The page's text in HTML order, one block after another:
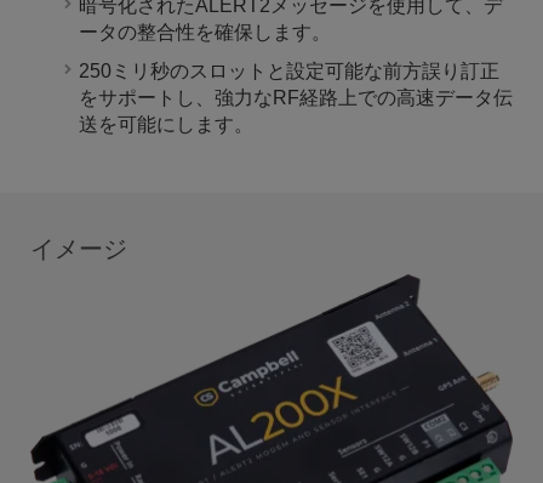
暗号化されたALERT2メッセージを使用して、デ
ータの整合性を確保します。
250ミリ秒のスロットと設定可能な前方誤り訂正
をサポートし、強力なRF経路上での高速データ伝
送を可能にします。
イメージ